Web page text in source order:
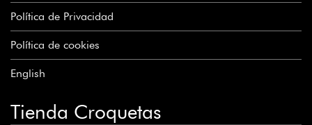
Política de Privacidad
Política de cookies
English
Tienda Croquetas